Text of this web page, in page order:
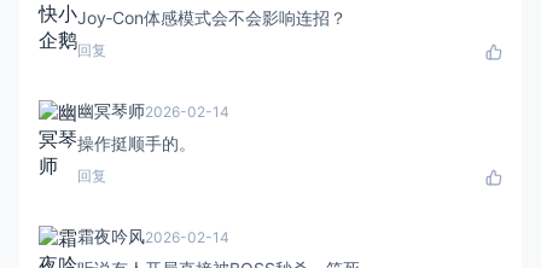
Joy‑Con体感模式会不会影响连招？
回复
幽冥琴师2026-02-14
操作挺顺手的。
回复
霜夜吟风2026-02-14